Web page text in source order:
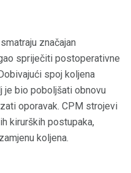
značajan
spriječiti postoperativne
spoj koljena
je bio poboljšati obnovu
oporavak. CPM strojevi
kirurških postupaka,
koljena.